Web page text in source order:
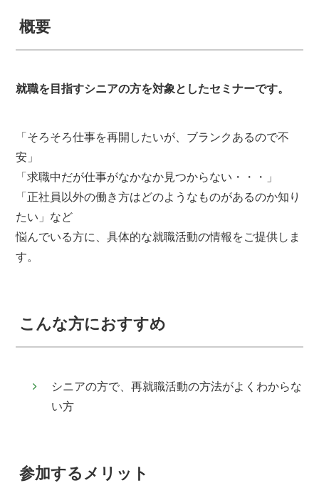
概要
就職を目指すシニアの方を対象としたセミナーです。
「そろそろ仕事を再開したいが、ブランクあるので不
安」
「求職中だが仕事がなかなか見つからない・・・」
「正社員以外の働き方はどのようなものがあるのか知り
たい」など
悩んでいる方に、具体的な就職活動の情報をご提供しま
す。
こんな方におすすめ
シニアの方で、再就職活動の方法がよくわからな
い方
参加するメリット